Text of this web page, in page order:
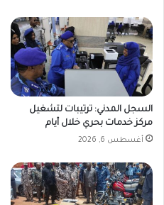
السجل المدني: ترتيبات لتشغيل
مركز خدمات بحري خلال أيام
أغسطس 6, 2026